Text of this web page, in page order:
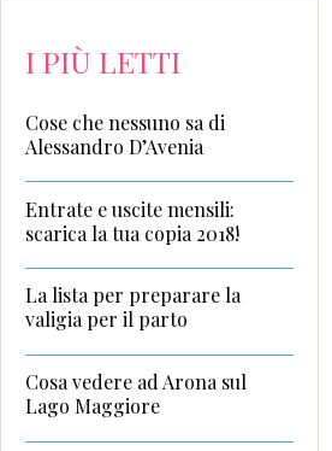
I PIÙ LETTI
Cose che nessuno sa di
Alessandro D’Avenia
Entrate e uscite mensili:
scarica la tua copia 2018!
La lista per preparare la
valigia per il parto
Cosa vedere ad Arona sul
Lago Maggiore